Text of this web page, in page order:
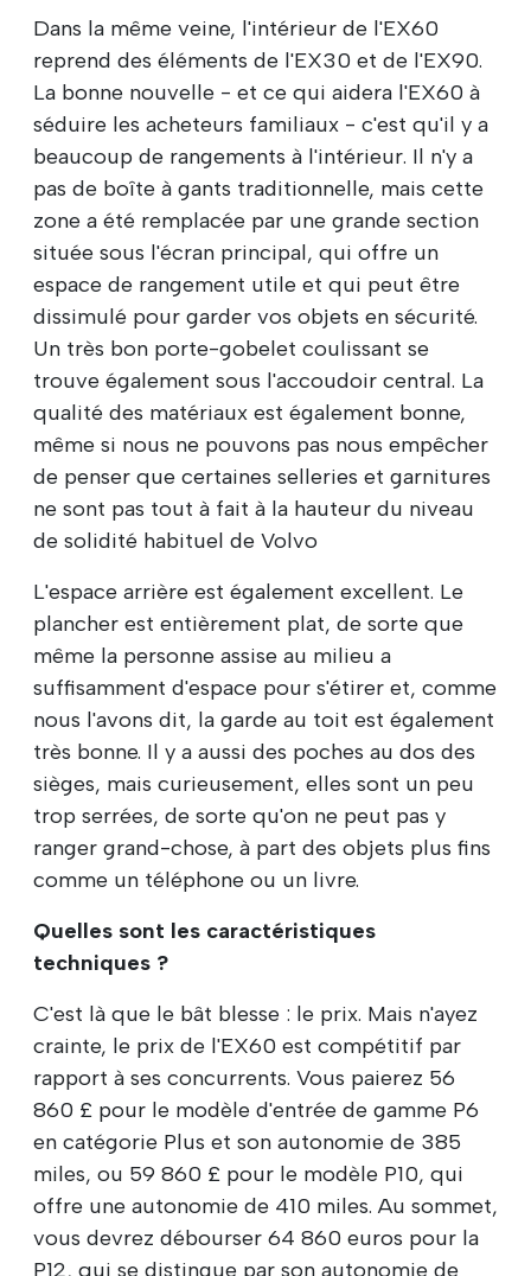
Dans la même veine, l'intérieur de l'EX60
reprend des éléments de l'EX30 et de l'EX90.
La bonne nouvelle - et ce qui aidera l'EX60 à
séduire les acheteurs familiaux - c'est qu'il y a
beaucoup de rangements à l'intérieur. Il n'y a
pas de boîte à gants traditionnelle, mais cette
zone a été remplacée par une grande section
située sous l'écran principal, qui offre un
espace de rangement utile et qui peut être
dissimulé pour garder vos objets en sécurité.
Un très bon porte-gobelet coulissant se
trouve également sous l'accoudoir central. La
qualité des matériaux est également bonne,
même si nous ne pouvons pas nous empêcher
de penser que certaines selleries et garnitures
ne sont pas tout à fait à la hauteur du niveau
de solidité habituel de Volvo
L'espace arrière est également excellent. Le
plancher est entièrement plat, de sorte que
même la personne assise au milieu a
suffisamment d'espace pour s'étirer et, comme
nous l'avons dit, la garde au toit est également
très bonne. Il y a aussi des poches au dos des
sièges, mais curieusement, elles sont un peu
trop serrées, de sorte qu'on ne peut pas y
ranger grand-chose, à part des objets plus fins
comme un téléphone ou un livre.
Quelles sont les caractéristiques
techniques ?
C'est là que le bât blesse : le prix. Mais n'ayez
crainte, le prix de l'EX60 est compétitif par
rapport à ses concurrents. Vous paierez 56
860 £ pour le modèle d'entrée de gamme P6
en catégorie Plus et son autonomie de 385
miles, ou 59 860 £ pour le modèle P10, qui
offre une autonomie de 410 miles. Au sommet,
vous devrez débourser 64 860 euros pour la
P12, qui se distingue par son autonomie de